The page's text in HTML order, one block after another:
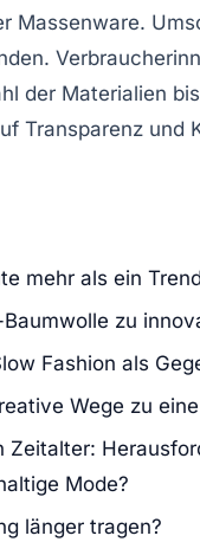
Massenware.
der Materialien
Transparenz und
mehr als ein
zu
Fashion als
Wege zu
Mode?
länger tragen?